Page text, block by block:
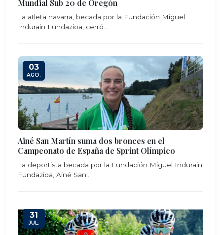
Mundial Sub 20 de Oregón
La atleta navarra, becada por la Fundación Miguel
Indurain Fundazioa, cerró...
03
AGO.
Ainé San Martín suma dos bronces en el
Campeonato de España de Sprint Olímpico
La deportista becada por la Fundación Miguel Indurain
Fundazioa, Ainé San...
31
JUL.